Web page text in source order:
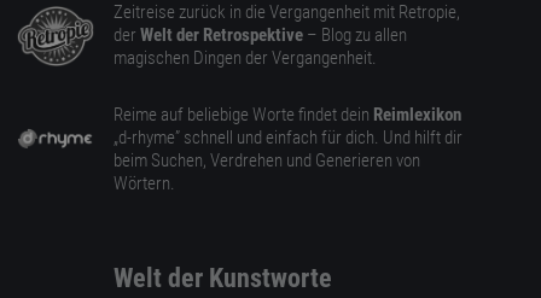
Zeitreise zurück in die Vergangenheit mit Retropie,
der Welt der Retrospektive – Blog zu allen
magischen Dingen der Vergangenheit.
Reime auf beliebige Worte findet dein Reimlexikon
„d-rhyme” schnell und einfach für dich. Und hilft dir
beim Suchen, Verdrehen und Generieren von
Wörtern.
Welt der Kunstworte